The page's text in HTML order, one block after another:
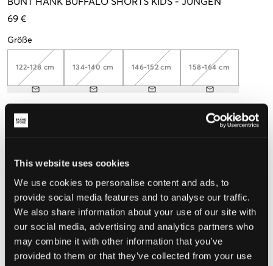
This website uses cookies
We use cookies to personalise content and ads, to
provide social media features and to analyse our traffic.
We also share information about your use of our site with
our social media, advertising and analytics partners who
may combine it with other information that you’ve
provided to them or that they’ve collected from your use
69 €
Größe
122-128 cm 134-140 cm 146-152 cm 158-164 cm
Wahrgenommene Größe
WÄHLEN SIE EINE GRÖSSE
Schnelle lieferung
Gratis versand über €69